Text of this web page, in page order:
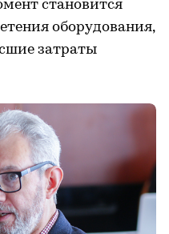
становится
оборудования,
затраты